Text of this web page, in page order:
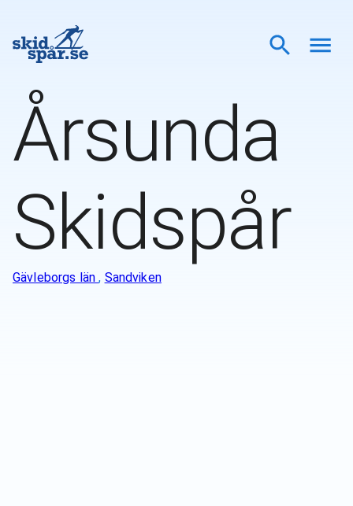
Årsunda
Skidspår
Gävleborgs län, Sandviken